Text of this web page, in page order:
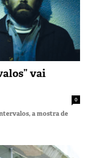
vai
0
a mostra de